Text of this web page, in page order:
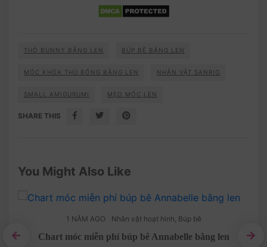
THỎ BUNNY BẰNG LEN BÚP BÊ BẰNG LEN
MÓC KHÓA THÚ BÔNG BẰNG LEN NHÂN VẬT SANRIO
SMALL AMIGURUMI MẸO MÓC LEN
SHARE THIS
You Might Also Like
1 NĂM AGO Nhân vật hoạt hình Búp bê
Chart móc miễn phí búp bê Annabelle bằng len